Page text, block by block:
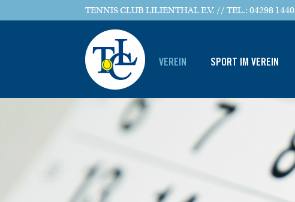
TENNIS CLUB LILIENTHAL E.V. // TEL.: 04298 1440
VEREIN SPORT IM VEREIN